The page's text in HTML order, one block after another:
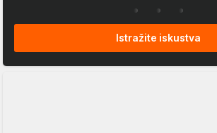
Istražite iskustva